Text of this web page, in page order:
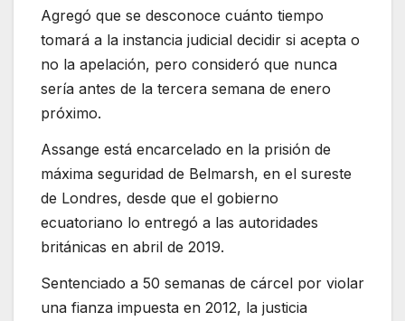
Agregó que se desconoce cuánto tiempo
tomará a la instancia judicial decidir si acepta o
no la apelación, pero consideró que nunca
sería antes de la tercera semana de enero
próximo.
Assange está encarcelado en la prisión de
máxima seguridad de Belmarsh, en el sureste
de Londres, desde que el gobierno
ecuatoriano lo entregó a las autoridades
británicas en abril de 2019.
Sentenciado a 50 semanas de cárcel por violar
una fianza impuesta en 2012, la justicia